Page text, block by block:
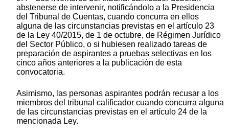
abstenerse de intervenir, notificándolo a la Presidencia
del Tribunal de Cuentas, cuando concurra en ellos
alguna de las circunstancias previstas en el artículo 23
de la Ley 40/2015, de 1 de octubre, de Régimen Jurídico
del Sector Público, o si hubiesen realizado tareas de
preparación de aspirantes a pruebas selectivas en los
cinco años anteriores a la publicación de esta
convocatoria.
Asimismo, las personas aspirantes podrán recusar a los
miembros del tribunal calificador cuando concurra alguna
de las circunstancias previstas en el artículo 24 de la
mencionada Ley.